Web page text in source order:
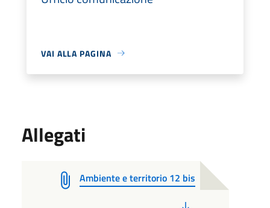
VAI ALLA PAGINA
Allegati
Ambiente e territorio 12 bis